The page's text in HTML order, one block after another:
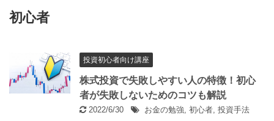
初心者
投資初心者向け講座
株式投資で失敗しやすい人の特徴！初心
者が失敗しないためのコツも解説
2022/6/30 お金の勉強, 初心者, 投資手法